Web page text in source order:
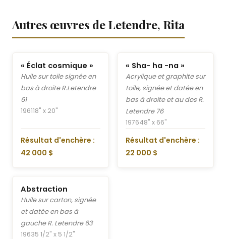
Autres œuvres de Letendre, Rita
« Éclat cosmique »
Huile sur toile signée en
bas à droite R.Letendre
61
196118" x 20"
Résultat d'enchère :
42 000 $
« Sha- ha -na »
Acrylique et graphite sur
toile, signée et datée en
bas à droite et au dos R.
Letendre 76
197648" x 66"
Résultat d'enchère :
22 000 $
Abstraction
Huile sur carton, signée
et datée en bas à
gauche R. Letendre 63
19635 1/2" x 5 1/2"